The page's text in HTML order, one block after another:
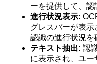
ーを提供して、
進行状況表示:
グレスバーが表
認識の進行状況を
テキスト抽出: 認
に表示され、ユ